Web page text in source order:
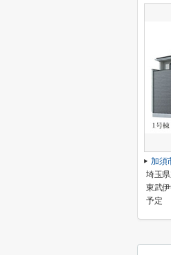
埼玉
東武
予定